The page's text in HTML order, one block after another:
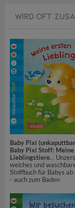
WIRD OFT
Baby Pixi
Baby Pixi Stoff:
Lieblingstiere. .
weiches und
Stoffbuch für Babys
- auch zum Baden